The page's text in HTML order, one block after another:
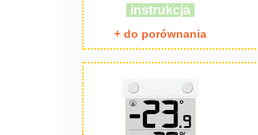
instrukcja
+ do porównania